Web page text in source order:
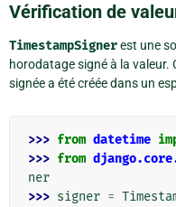
Vérification de
TimestampSignerest une
horodatage signé à la valeur.
signée a été créée dans un
>>> from datetime
>>> from
ner
>>> signer =